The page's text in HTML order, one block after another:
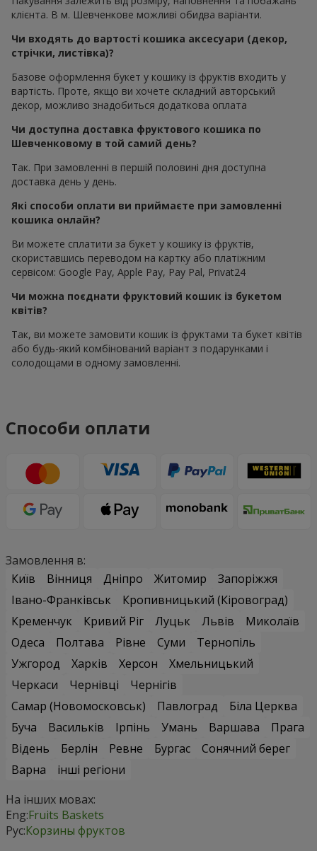
клієнта. В м. Шевченкове можливі обидва варіанти.
Чи входять до вартості кошика аксесуари (декор,
стрічки, листівка)?
Базове оформлення букет у кошику із фруктів входить у
вартість. Проте, якщо ви хочете складний авторський
декор, можливо знадобиться додаткова оплата
Чи доступна доставка фруктового кошика по
Шевченковому в той самий день?
Так. При замовленні в першій половині дня доступна
доставка день у день.
Які способи оплати ви приймаєте при замовленні
кошика онлайн?
Ви можете сплатити за букет у кошику із фруктів,
скориставшись переводом на картку або платіжним
сервісом: Google Pay, Apple Pay, Pay Pal, Privat24
Чи можна поєднати фруктовий кошик із букетом
квітів?
Так, ви можете замовити кошик із фруктами та букет квітів
або будь-який комбінований варіант з подарунками і
солодощами в одному замовленні.
Способи оплати
Замовлення в:
Київ
Вінниця Дніпро Житомир
Запоріжжя
Івано-Франківськ
Кропивницький (Кіровоград)
Кременчук
Кривий Ріг Луцьк Львів
Миколаїв
Одеса
Полтава Рівне Суми
Тернопіль
Ужгород
Харків Херсон
Хмельницький
Черкаси
Чернівці
Чернігів
Самар (Новомосковськ)
Павлоград
Біла Церква
Буча
Васильків Ірпінь Умань Варшава
Прага
Відень
Берлін Ревне Бургас
Сонячний берег
Варна
інші регіони
На інших мовах:
Eng:Fruits Baskets
Рус:Корзины фруктов